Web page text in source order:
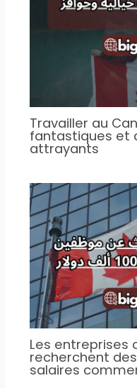
Travailler au
fantastiques et
attrayants
Les entreprises
recherchent
salaires